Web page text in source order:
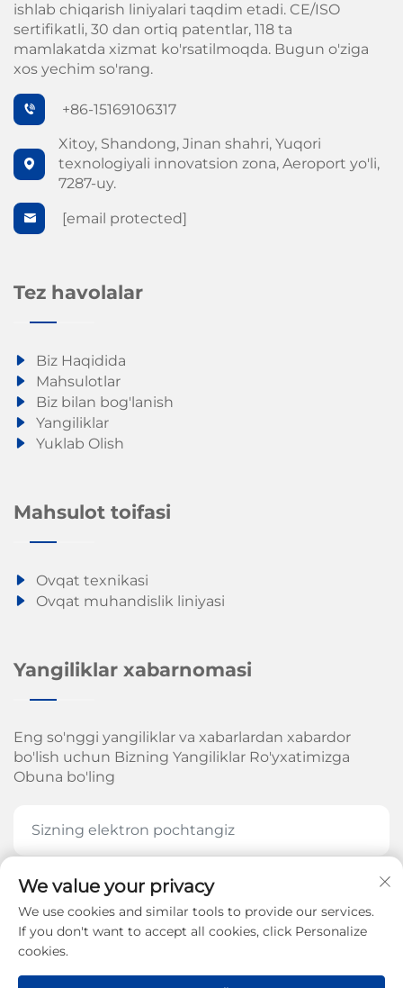
ishlab chiqarish liniyalari taqdim etadi. CE/ISO
sertifikatli, 30 dan ortiq patentlar, 118 ta
mamlakatda xizmat ko'rsatilmoqda. Bugun o'ziga
xos yechim so'rang.
+86-15169106317
Xitoy, Shandong, Jinan shahri, Yuqori
texnologiyali innovatsion zona, Aeroport yo'li,
7287-uy.
[email protected]
Tez havolalar
Biz Haqidida
Mahsulotlar
Biz bilan bog'lanish
Yangiliklar
Yuklab Olish
Mahsulot toifasi
Ovqat texnikasi
Ovqat muhandislik liniyasi
Yangiliklar xabarnomasi
Eng so'nggi yangiliklar va xabarlardan xabardor
bo'lish uchun Bizning Yangiliklar Ro'yxatimizga
Obuna bo'ling
HOZIR OBUNA BOʻLING
We value your privacy
We use cookies and similar tools to provide our services.
If you don't want to accept all cookies, click Personalize
cookies.